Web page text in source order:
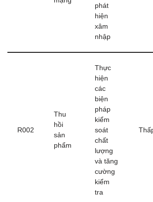
phát
hiện
xâm
nhập
R002
Thu
hồi
sản
phẩm
Thực
hiện
các
biện
pháp
kiểm
soát
chất
lượng
và tăng
cường
kiểm
tra